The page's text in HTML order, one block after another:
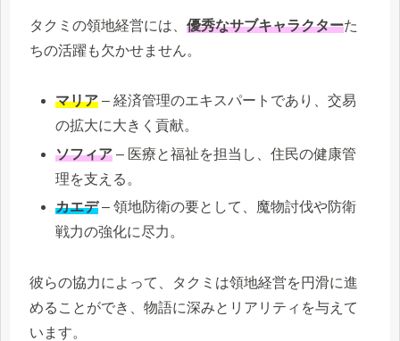
タクミの領地経営には、 優秀なサブキャラクターた
ちの活躍も欠かせません。
マリア – 経済管理のエキスパートであり、交易
の拡大に大きく貢献。
ソフィア – 医療と福祉を担当し、住民の健康管
理を支える。
カエデ– 領地防衛の要として、魔物討伐や防衛
戦力の強化に尽力。
彼らの協力によって、タクミは領地経営を円滑に進
めることができ、物語に深みとリアリティを与えて
います。